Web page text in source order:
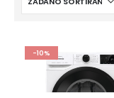
-10%